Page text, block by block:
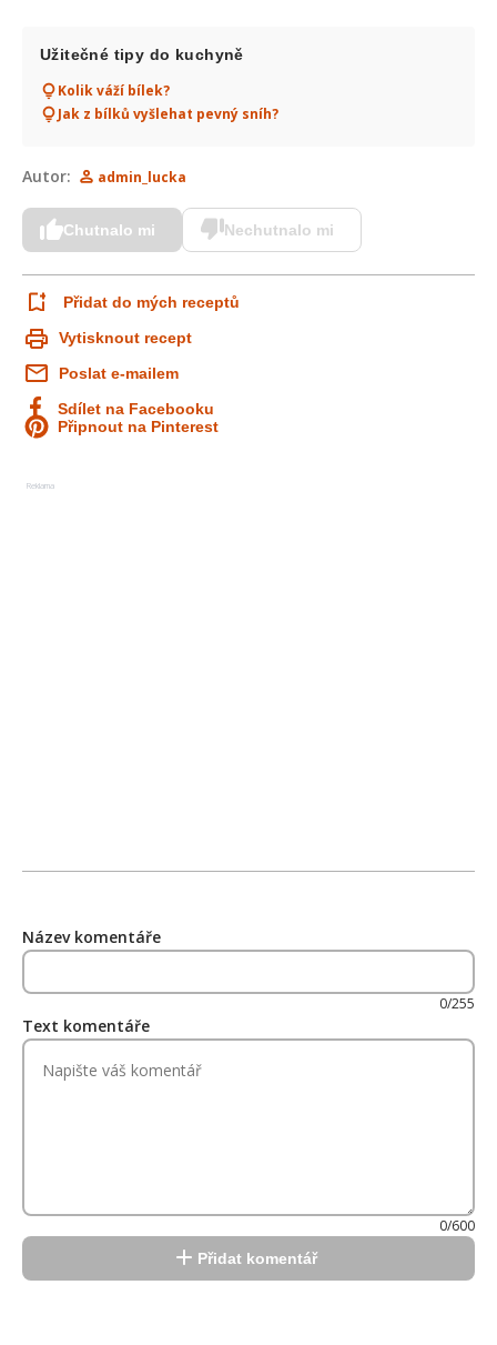
Užitečné tipy do kuchyně
Kolik váží bílek?
Jak z bílků vyšlehat pevný sníh?
Autor: admin_lucka
Chutnalo mi Nechutnalo mi
Přidat do mých receptů
Vytisknout recept
Poslat e-mailem
Sdílet na Facebooku
Připnout na Pinterest
Reklama
Název komentáře
0/255
Text komentáře
0/600
Přidat komentář